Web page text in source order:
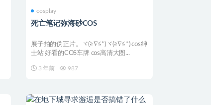
cosplay
死亡笔记弥海砂COS
展子拍的伪正片。ヾ(≧∇≦*)ヾ(≧∇≦*) cos绅
士站 好看的COS车牌 cos高清大图...
3 年前 987